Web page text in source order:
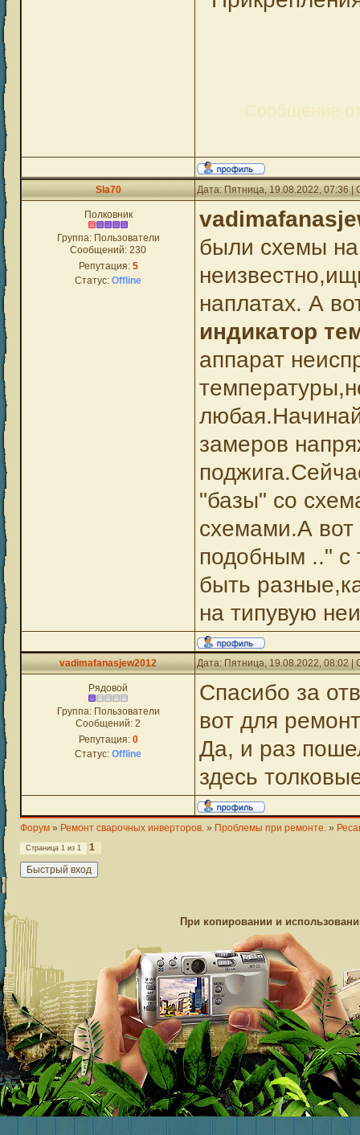
Sla70 Дата: Пятница, 19.08.2022, 07:36
Полковник
Группа: Пользователи
Сообщений: 230
Репутация: 5
Статус: Offline
были схемы
наплатах. А
индикатор
аппарат
замеров
"базы" со
схемами.А вот
подобным .." с
быть
на типувую
vadimafanasjew2012 Дата: Пятница, 19.08.2022, 08:02
Рядовой
Группа: Пользователи
Сообщений: 2
Репутация: 0
Статус: Offline
Спасибо за
вот для
Да, и раз
здесь
Форум » Ремонт сварочных инверторов. » Проблемы при ремонте. »
Страница 1 из 1 1
При копировании и